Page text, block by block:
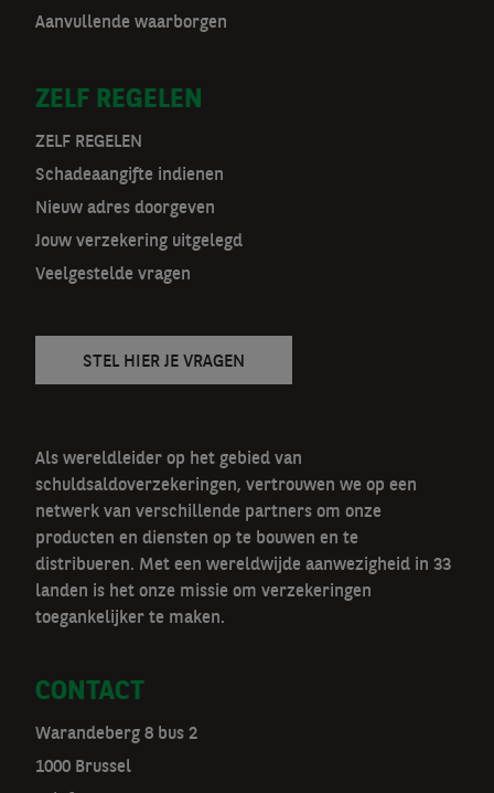
r
a
t
n
a
v
Aanvullende waarborgen
ZELF REGELEN
ZELF REGELEN
Schadeaangifte indienen
Nieuw adres doorgeven
Jouw verzekering uitgelegd
Veelgestelde vragen
STEL HIER JE VRAGEN
Als wereldleider op het gebied van
schuldsaldoverzekeringen, vertrouwen we op een
netwerk van verschillende partners om onze
producten en diensten op te bouwen en te
distribueren. Met een wereldwijde aanwezigheid in 33
landen is het onze missie om verzekeringen
toegankelijker te maken.
CONTACT
Warandeberg 8 bus 2
1000 Brussel